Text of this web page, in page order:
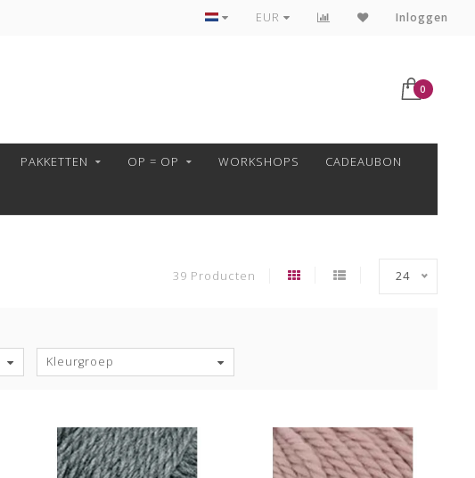
GARENS ALTIJD VAN HETZELFDE VERFBAD!
EUR Inloggen
0
PAKKETTEN OP = OP WORKSHOPS CADEAUBON
39 Producten 24
Kleurgroep